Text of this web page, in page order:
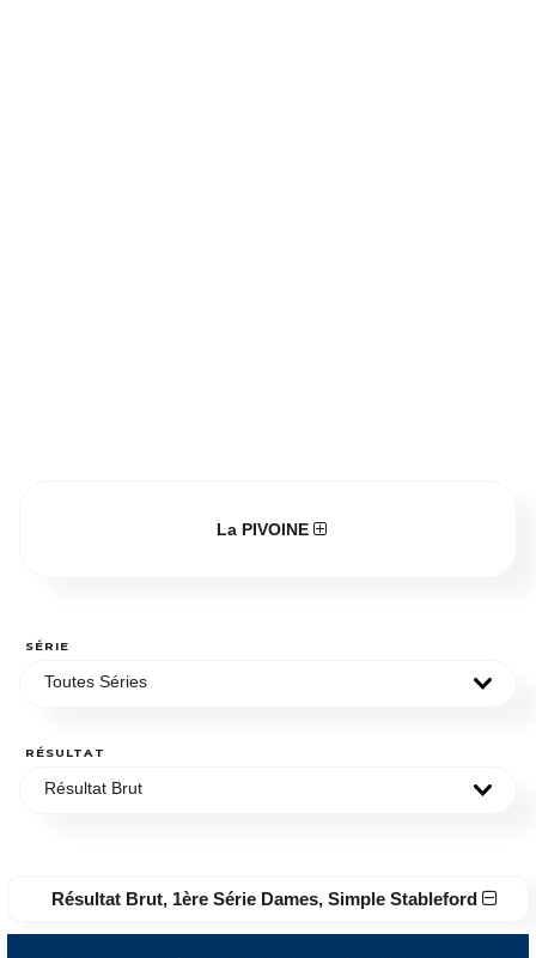
La PIVOINE
SÉRIE
Toutes Séries
RÉSULTAT
Résultat Brut
Résultat Brut, 1ère Série Dames, Simple Stableford